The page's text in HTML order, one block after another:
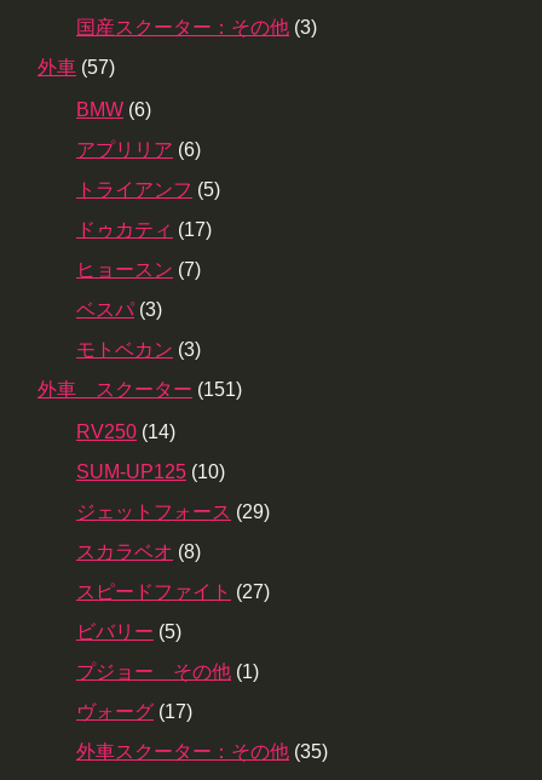
国産スクーター：その他 (3)
外車 (57)
BMW (6)
アプリリア (6)
トライアンフ (5)
ドゥカティ (17)
ヒョースン (7)
ベスパ (3)
モトベカン (3)
外車 スクーター (151)
RV250 (14)
SUM-UP125 (10)
ジェットフォース (29)
スカラベオ (8)
スピードファイト (27)
ビバリー (5)
プジョー その他 (1)
ヴォーグ (17)
外車スクーター：その他 (35)